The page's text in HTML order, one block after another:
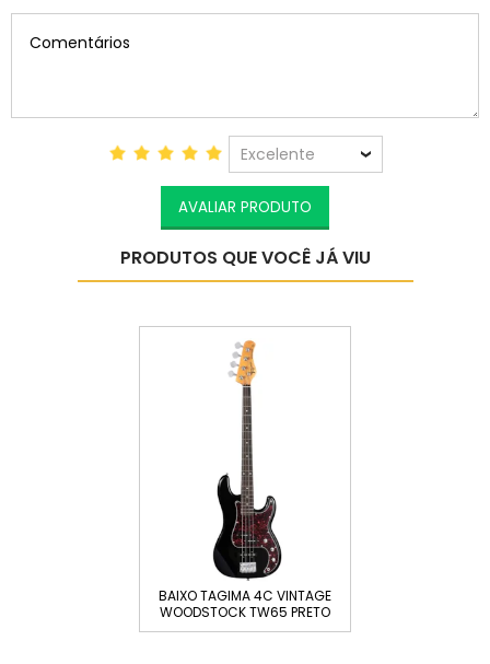
Excelente
AVALIAR PRODUTO
PRODUTOS QUE VOCÊ JÁ VIU
BAIXO TAGIMA 4C VINTAGE
WOODSTOCK TW65 PRETO
BK...